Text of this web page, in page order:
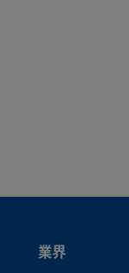
PTFE 6 mm
業界